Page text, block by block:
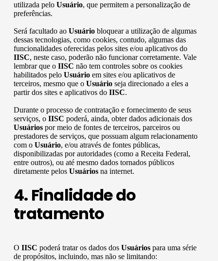
utilizada pelo Usuário, que permitem a personalização de
preferências.
Será facultado ao Usuário bloquear a utilização de algumas
dessas tecnologias, como cookies, contudo, algumas das
funcionalidades oferecidas pelos sites e/ou aplicativos do
IISC, neste caso, poderão não funcionar corretamente. Vale
lembrar que o IISC não tem controles sobre os cookies
habilitados pelo Usuário em sites e/ou aplicativos de
terceiros, mesmo que o Usuário seja direcionado a eles a
partir dos sites e aplicativos do IISC.
Durante o processo de contratação e fornecimento de seus
serviços, o IISC poderá, ainda, obter dados adicionais dos
Usuários por meio de fontes de terceiros, parceiros ou
prestadores de serviços, que possuam algum relacionamento
com o Usuário, e/ou através de fontes públicas,
disponibilizadas por autoridades (como a Receita Federal,
entre outros), ou até mesmo dados tornados públicos
diretamente pelos Usuários na internet.
4. Finalidade do
tratamento
O IISC poderá tratar os dados dos Usuários para uma série
de propósitos, incluindo, mas não se limitando: